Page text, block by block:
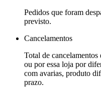
Pedidos que foram
previsto.
Cancelamentos
Total de
ou por essa loja por
com avarias, produto
prazo.